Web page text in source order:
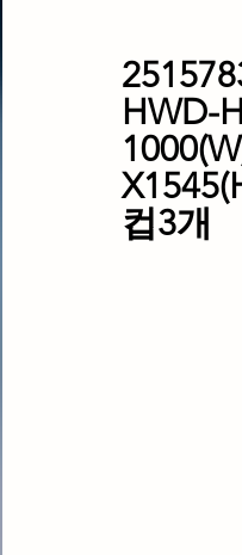
HWD-
컵3개